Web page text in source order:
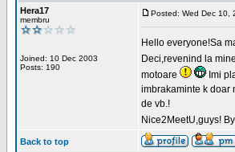
Hera17
membru
Joined: 10 Dec 2003
Posts: 190
Posted: Wed Dec 10,
Hello everyone!Sa
Deci,revenind la
motoare
Imi
imbrakaminte k doar
de vb.!
Nice2MeetU,guys!
Back to top